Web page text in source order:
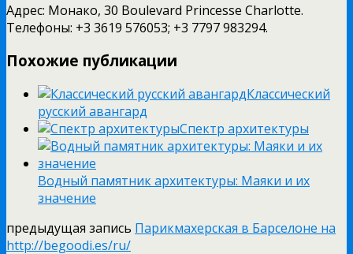
Адрес: Монако, 30 Boulevard Princesse Charlotte.
Телефоны: +3 3619 576053; +3 7797 983294.
Похожие публикации
Классический
русский авангард
Спектр архитектуры
Водный памятник архитектуры: Маяки и их
значение
предыдущая запись Парикмахерская в Барселоне на
http://begoodi.es/ru/